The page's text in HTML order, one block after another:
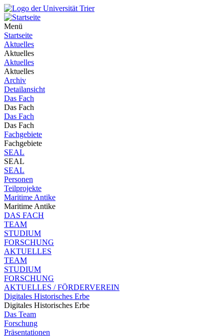
Menü
Startseite
Aktuelles
Aktuelles
Aktuelles
Aktuelles
Archiv
Detailansicht
Das Fach
Das Fach
Das Fach
Das Fach
Fachgebiete
Fachgebiete
SEAL
SEAL
SEAL
Personen
Teilprojekte
Maritime Antike
Maritime Antike
DAS FACH
TEAM
STUDIUM
FORSCHUNG
AKTUELLES
TEAM
STUDIUM
FORSCHUNG
AKTUELLES / FÖRDERVEREIN
Digitales Historisches Erbe
Digitales Historisches Erbe
Das Team
Forschung
Präsentationen